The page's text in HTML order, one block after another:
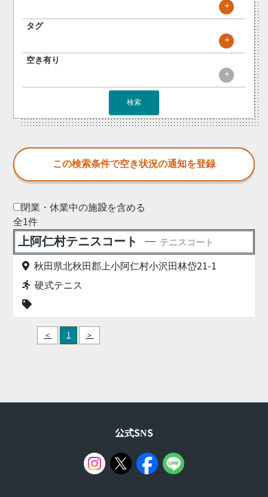
閉業・休業中の施設を含める
全1件
上阿仁村テニスコート テニスコート
秋田県北秋田郡上小阿仁村小沢田林岱21-1
硬式テニス
＜ 1 ＞
+
タグ
+
空き有り
+
検索
公式SNS